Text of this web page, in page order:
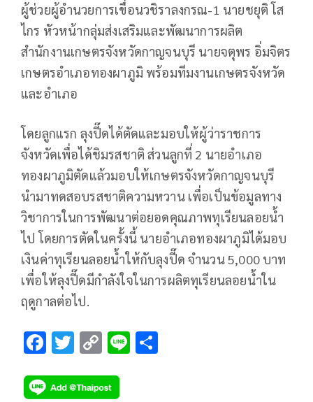
ผู้ช่วยผู้อำนวยการเขื่อนวชิราลงกรณ-1 นายชยุติ โส
ไกร หัวหน้ากลุ่มส่งเสริมและพัฒนาการผลิต
สำนักงานเกษตรจังหวัดกาญจนบุรี นายจตุพร อิ่มจิตร
เกษตรอำเภอทองผาภูมิ พร้อมทีมงานเกษตรจังหวัด
และอำเภอ
โดยลูกแรก ลุงปี๊ดได้ตัดและมอบให้ผู้ว่าราชการ
จังหวัดเพื่อได้ชิมรสชาติ ส่วนลูกที่ 2 นายอำเภอ
ทองผาภูมิตัดแล้วมอบให้เกษตรจังหวัดกาญจนบุรี
นำมาทดสอบรสชาติความหวาน เพื่อเป็นข้อมูลทาง
วิชาการในการพัฒนาต่อยอดคุณภาพทุเรียนลอยน้ำ
ไป โดยการตัดในครั้งนี้ นายอำเภอทองผาภูมิได้มอบ
เงินค่าทุเรียนลอยน้ำให้กับลุงปี๊ด จำนวน 5,000 บาท
เพื่อให้ลุงปี๊ดมีกำลังใจในการผลิตทุเรียนลอยน้ำใน
ฤดูกาลต่อไป.
F
e
T
tt
C
p
Li